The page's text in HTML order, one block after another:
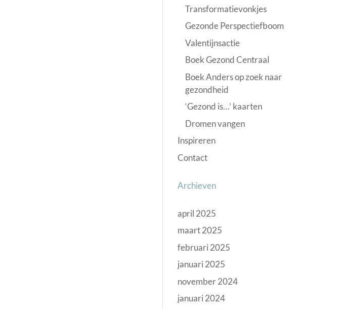
Transformatievonkjes
Gezonde Perspectiefboom
Valentijnsactie
Boek Gezond Centraal
Boek Anders op zoek naar
gezondheid
‘Gezond is…’ kaarten
Dromen vangen
Inspireren
Contact
Archieven
april 2025
maart 2025
februari 2025
januari 2025
november 2024
januari 2024